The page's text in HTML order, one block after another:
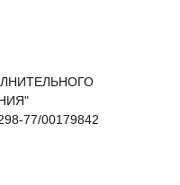
77/00179842